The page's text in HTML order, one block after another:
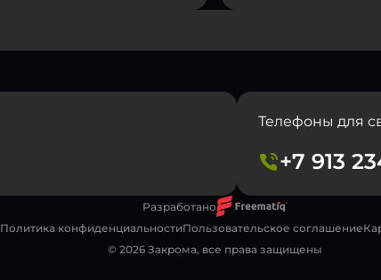
Телефоны для
+7 913
Разработано
Политика конфиденциальностиПользовательское соглашение
© 2026 Закрома, все права защищены